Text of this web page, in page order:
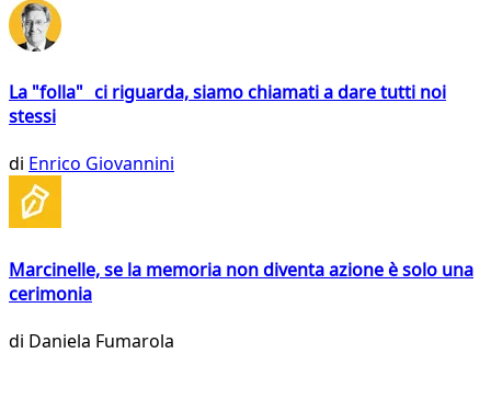
La "folla" ci riguarda, siamo chiamati a dare tutti noi
stessi
di Enrico Giovannini
Marcinelle, se la memoria non diventa azione è solo una
cerimonia
di Daniela Fumarola